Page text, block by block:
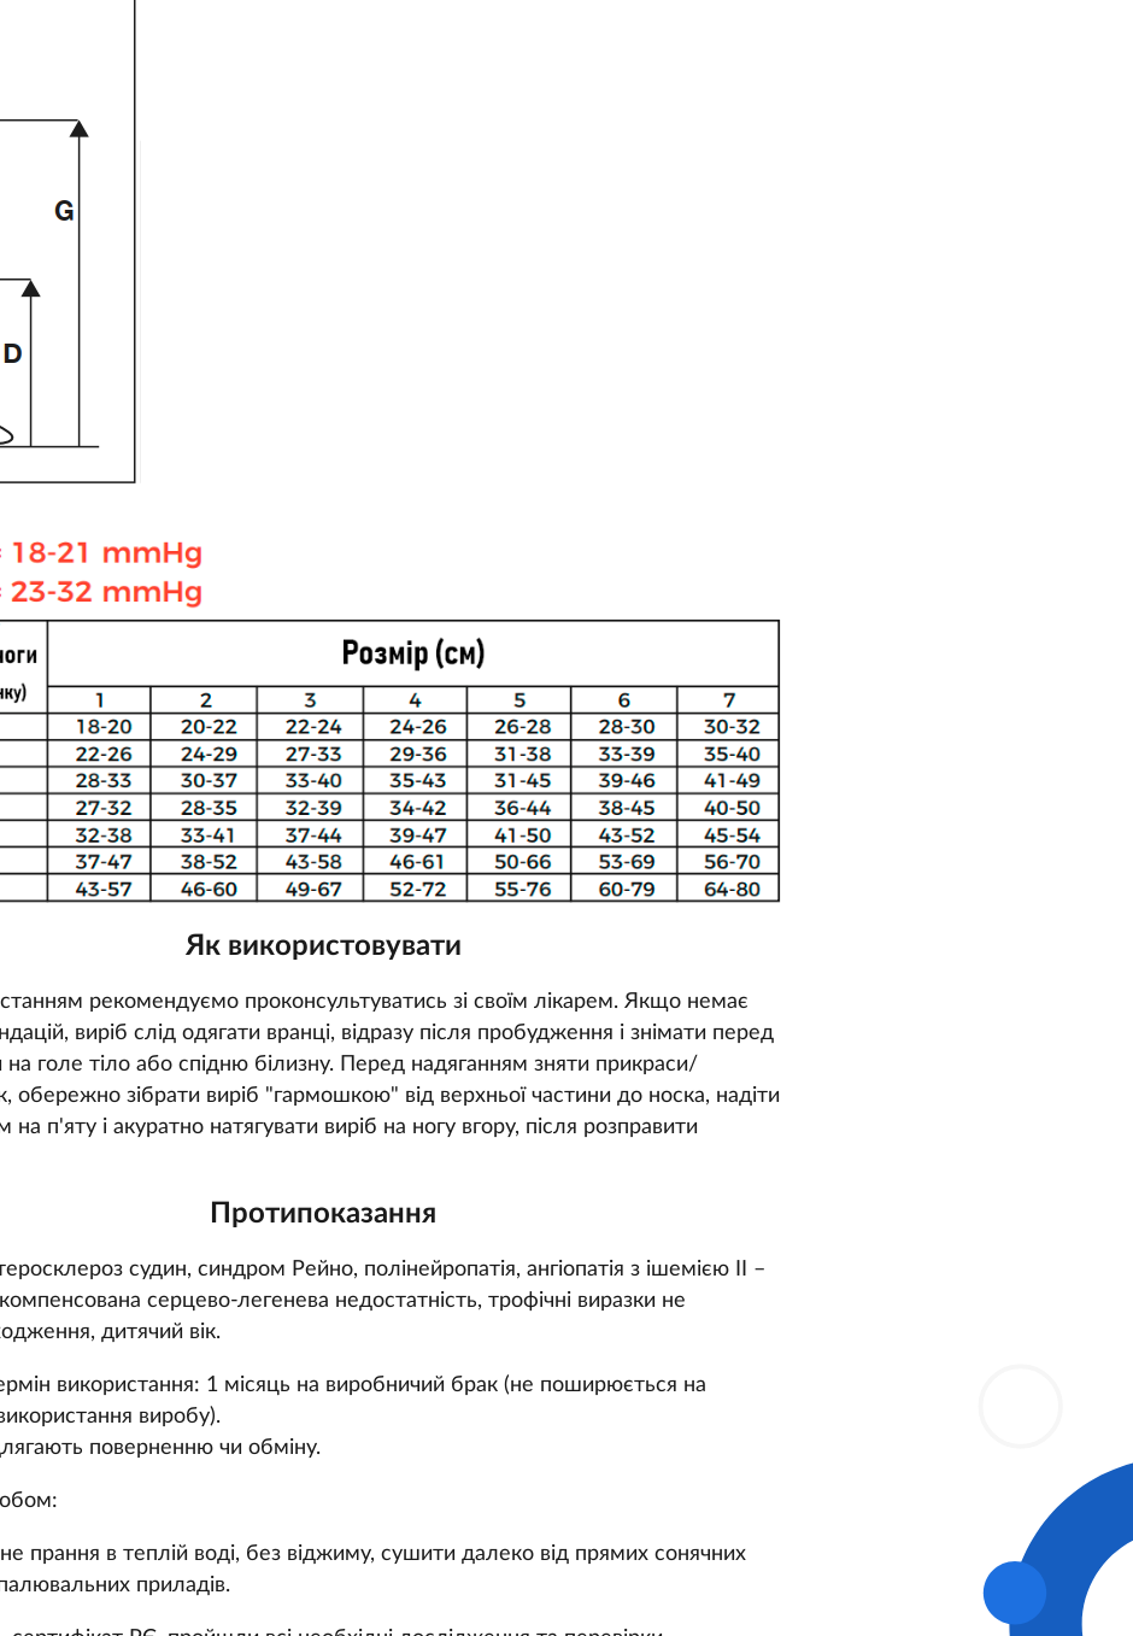
Як використовувати
рекомендуємо проконсультуватись зі своїм лікарем. Якщо немає
виріб слід одягати вранці, відразу після пробудження і знімати перед
голе тіло або спідню білизну. Перед надяганням зняти прикраси/
обережно зібрати виріб "гармошкою" від верхньої частини до носка, надіти
на п'яту і акуратно натягувати виріб на ногу вгору, після розправити
Протипоказання
судин, синдром Рейно, полінейропатія, ангіопатія з ішемією ІІ –
серцево-легенева недостатність, трофічні виразки не
дитячий вік.
використання: 1 місяць на виробничий брак (не поширюється на
виробу).
поверненню чи обміну.
прання в теплій воді, без віджиму, сушити далеко від прямих сонячних
приладів.